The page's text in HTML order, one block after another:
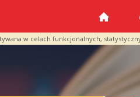
w celach funkcjonalnych,